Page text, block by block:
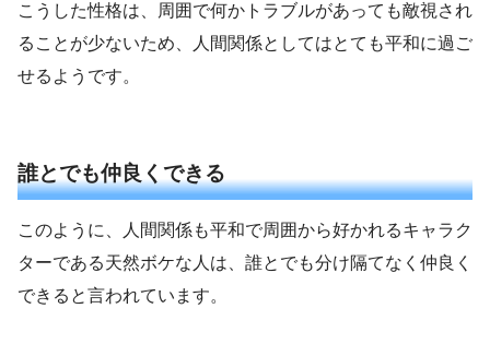
こうした性格は、周囲で何かトラブルがあっても敵視され
ることが少ないため、人間関係としてはとても平和に過ご
せるようです。
誰とでも仲良くできる
このように、人間関係も平和で周囲から好かれるキャラク
ターである天然ボケな人は、誰とでも分け隔てなく仲良く
できると言われています。